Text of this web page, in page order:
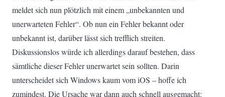
meldet sich nun plötzlich mit einem „unbekannten und
unerwarteten Fehler“. Ob nun ein Fehler bekannt oder
unbekannt ist, darüber lässt sich trefflich streiten.
Diskussionslos würde ich allerdings darauf bestehen, dass
sämtliche dieser Fehler unerwartet sein sollten. Darin
unterscheidet sich Windows kaum vom iOS – hoffe ich
zumindest. Die Ursache war dann auch schnell ausgemacht: